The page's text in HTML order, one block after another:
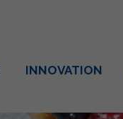
INNOVATION